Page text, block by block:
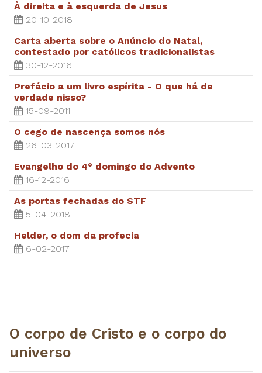
À direita e à esquerda de Jesus
20-10-2018
Carta aberta sobre o Anúncio do Natal,
contestado por católicos tradicionalistas
30-12-2016
Prefácio a um livro espírita - O que há de
verdade nisso?
15-09-2011
O cego de nascença somos nós
26-03-2017
Evangelho do 4° domingo do Advento
16-12-2016
As portas fechadas do STF
5-04-2018
Helder, o dom da profecia
6-02-2017
O corpo de Cristo e o corpo do
universo